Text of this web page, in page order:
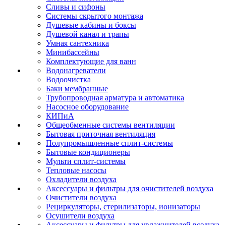
Сливы и сифоны
Системы скрытого монтажа
Душевые кабины и боксы
Душевой канал и трапы
Умная сантехника
Минибассейны
Комплектующие для ванн
Водонагреватели
Водоочистка
Баки мембранные
Трубопроводная арматура и автоматика
Насосное оборудование
КИПиА
Общеобменные системы вентиляции
Бытовая приточная вентиляция
Полупромышленные сплит-системы
Бытовые кондиционеры
Мульти сплит-системы
Тепловые насосы
Охладители воздуха
Аксессуары и фильтры для очистителей воздуха
Очистители воздуха
Рециркуляторы, стерилизаторы, ионизаторы
Осушители воздуха